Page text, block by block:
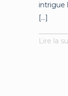
intrigue
[...]
Lire la